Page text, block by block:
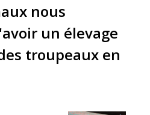
nous
un élevage
troupeaux en